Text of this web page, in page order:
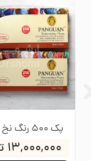
۱۳,۰۰۰,۰۰۰ تومان